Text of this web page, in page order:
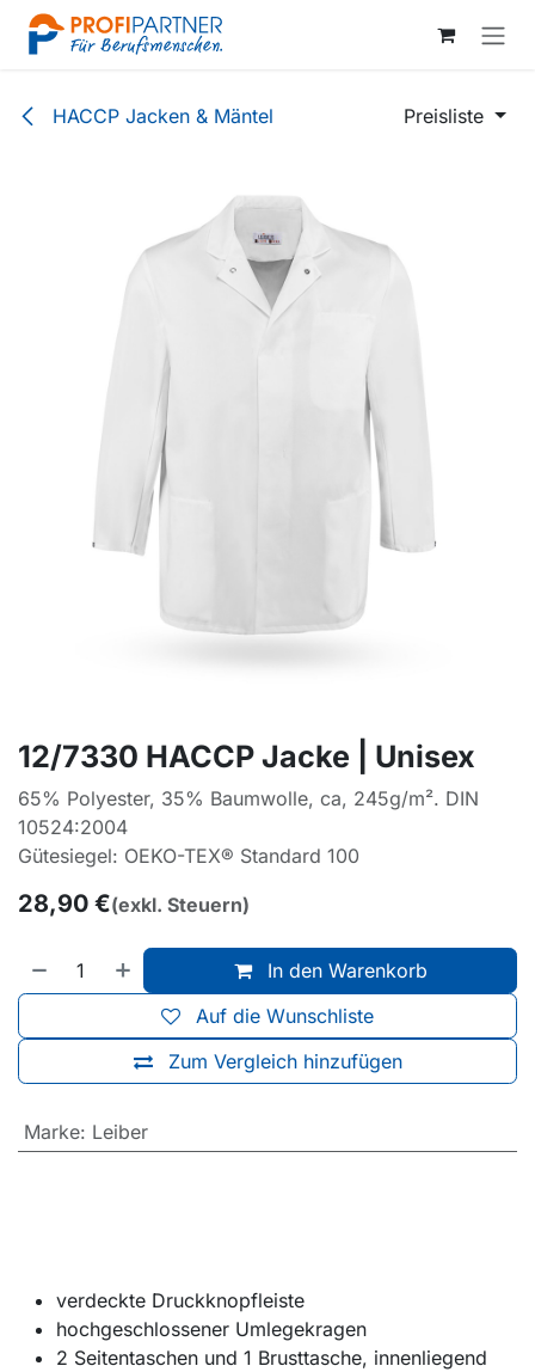
Zum Inhalt springen
HACCP Jacken & Mäntel Preisliste
12/7330 HACCP Jacke | Unisex
65% Polyester, 35% Baumwolle, ca, 245g/m². DIN
10524:2004
Gütesiegel: OEKO-TEX® Standard 100
28,90 €(exkl. Steuern)
In den Warenkorb
Zum Vergleich hinzufügen
Auf die Wunschliste
Marke: Leiber
verdeckte Druckknopfleiste
hochgeschlossener Umlegekragen
2 Seitentaschen und 1 Brusttasche, innenliegend